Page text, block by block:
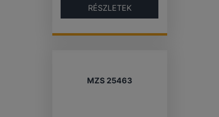
RÉSZLETEK
MZS 25463